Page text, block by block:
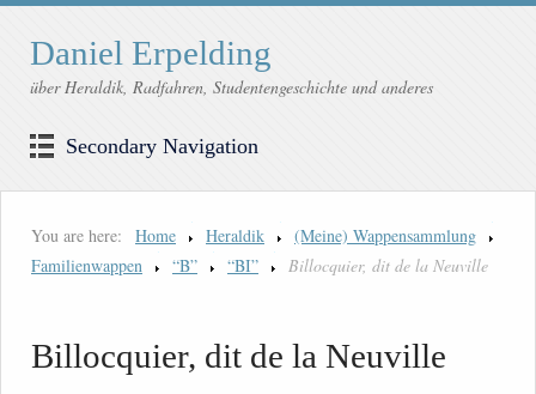
Daniel Erpelding
über Heraldik, Radfahren, Studentengeschichte und anderes
Secondary Navigation
You are here: Home Heraldik
(Meine) Wappensammlung
Familienwappen
“B” “BI” Billocquier, dit de la Neuville
Billocquier, dit de la Neuville